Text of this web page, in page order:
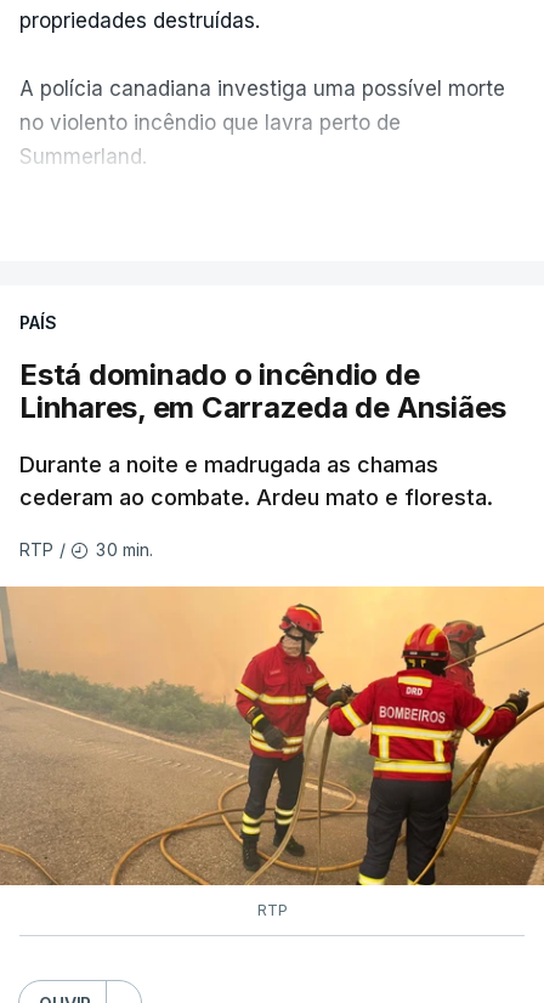
propriedades destruídas.
A polícia canadiana investiga uma possível morte
no violento incêndio que lavra perto de
Summerland.
ERRO100
ERROR ON HTML5 MEDIA ELEMENT
ESTE CONTEÚDO ESTÁ NESTE
MOMENTO INDISPONÍVEL
As autoridades canadianas estimam que vai levar
dias ou semanas para controlar o fogo. Mais de
dois mil operacionais estão no terreno no combate
às chamas.
PAÍS
Está dominado o incêndio de
Linhares, em Carrazeda de Ansiães
Durante a noite e madrugada as chamas
cederam ao combate. Ardeu mato e floresta.
RTP / 30 min.
RTP